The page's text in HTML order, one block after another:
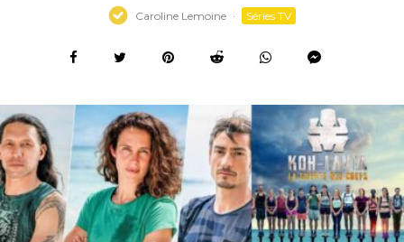
Caroline Lemoine · Séries TV